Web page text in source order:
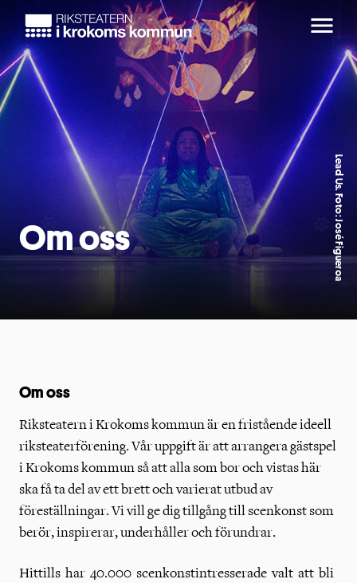
Lead Us. Foto: José Figueroa
Om oss
Om oss
Riksteatern i Krokoms kommun är en fristående ideell
riksteaterförening. Vår uppgift är att arrangera gästspel
i Krokoms kommun så att alla som bor och vistas här
ska få ta del av ett brett och varierat utbud av
föreställningar. Vi vill ge dig tillgång till scenkonst som
berör, inspirerar, underhåller och förundrar.
Hittills har 40.000 scenkonstintresserade valt att bli